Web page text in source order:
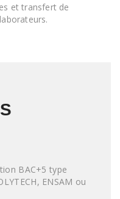
et transfert de
BAC+5 type
ENSAM ou